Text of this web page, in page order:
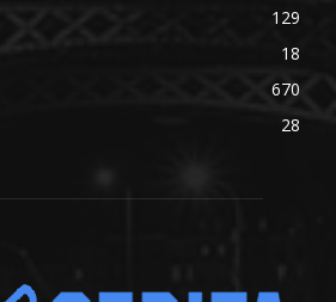
129
18
670
28